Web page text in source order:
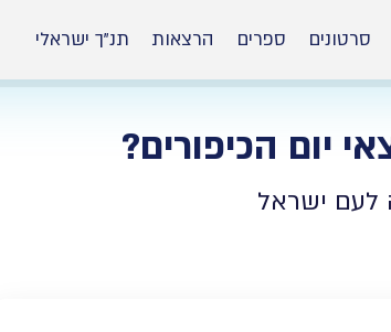
סרטונים ספרים הרצאות תנ”ך ישראלי
יום הכיפורים?
לעם ישראל